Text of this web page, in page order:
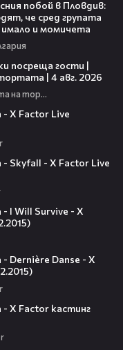
побой в Пловдив:
че сред групата
и момичета
посреща гости |
| 4 авг. 2026
Черешката на тортата
X Factor Live
Skyfall - X Factor Live
I Will Survive - X
Dernière Danse‬ - X
X Factor кастинг